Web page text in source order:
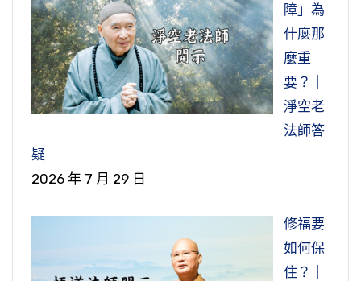
障」為
什麼那
麼重
要？｜
淨空老
法師答
疑
2026 年 7 月 29 日
修福要
如何保
住？｜